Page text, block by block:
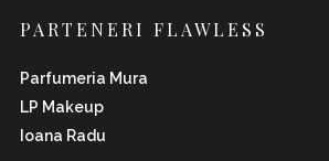
PARTENERI FLAWLESS
Parfumeria Mura
LP Makeup
Ioana Radu